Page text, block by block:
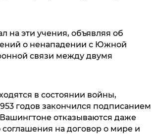
на эти учения, объявляя об
о ненападении с Южной
связи между двумя
в состоянии войны,
годов закончился подписанием
отказываются даже
на договор о мире и